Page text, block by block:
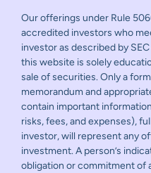
Our offerings under Rule
accredited investors who
investor as described by
this website is solely
sale of securities. Only a
memorandum and
contain important
risks, fees, and expenses),
investor, will represent any
investment. A person’s
obligation or commitment of